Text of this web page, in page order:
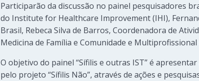
Participarão da discussão no painel pesquisadores
do Institute for Healthcare Improvement (IHI),
Brasil, Rebeca Silva de Barros, Coordenadora de
Medicina de Família e Comunidade e Multiprofissional
O objetivo do painel “Sífilis e outras IST” é
pelo projeto “Sífilis Não”, através de ações e